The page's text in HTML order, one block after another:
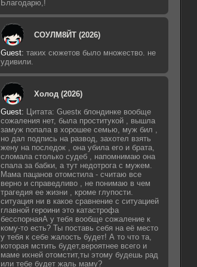
Благодарю,!
СОУЛМ8ЙТ (2026)
Guest: таких сюжетов было множество. не
удивили.
Холод (2026)
Guest: Цитата: Guestк блондинке вообще
сожаления нет, была проститукой , вышла
замуж попала в хорошее семью, муж бил ,
но дал подпись на развод, захотел взять
жену на последок , она убила его и брата,
сломала столько судеб , напомнимаю она
спала за бабки, а тут недотрога с мужем.
Мама пацанов отомстила - считаю все
верно и справедливо , не понимаю в чем
трагедия ее жизни , кроме глупости.
ситуация ни в какое сравнение с ситуацией
главной героини это катастрофа
бесспорнаяА у тебя вообще сожаление к
кому-то есть? Ты поставь себя на её место
у тебя к себе жалость будет! А то что та,
которая мстить будет,вероятнее всего и
маме ихней отомстит,ты этому будешь рад
или тебе будет жаль маму?